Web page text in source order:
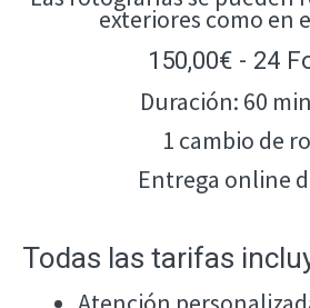
exteriores como en
150,00€ - 24
Duración: 60
1 cambio de
Entrega online
Todas las tarifas